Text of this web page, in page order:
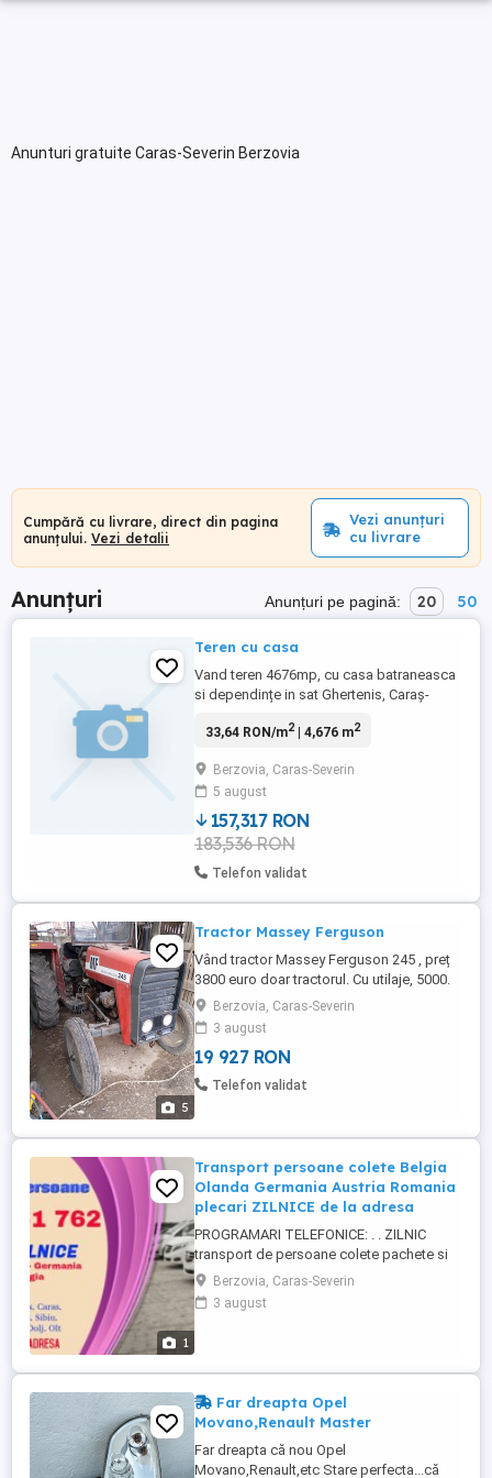
Anunturi gratuite Caras-Severin Berzovia
Cumpără cu livrare, direct din pagina
anunțului. Vezi detalii
Vezi anunțuri
cu livrare
Anunțuri Anunțuri pe pagină: 20 50
Teren cu casa
Vand teren 4676mp, cu casa batraneasca
si dependințe in sat Ghertenis, Caraș-
renovata. Sunt lemne de foc, taiate ,
utilități, apa si canalizare pe strada.
33,64 RON/m2| 4,676 m2
Berzovia, Caras-Severin
5 august
157,317 RON
183,536 RON
Telefon validat
5
Tractor Massey Ferguson
Vând tractor Massey Ferguson 245 , preț
3800 euro doar tractorul. Cu utilaje, 5000.
Mai multe detalii la telefon
Berzovia, Caras-Severin
3 august
19 927 RON
Telefon validat
1
Transport persoane colete Belgia
Olanda Germania Austria Romania
plecari ZILNICE de la adresa
PROGRAMARI TELEFONICE: . . ZILNIC
transport de persoane colete pachete si
bagaje cu microbuze TUR-RETUR de la
ADRESA la ADRESA !!! ROMANIA UNGARIA
AUSTRIA GERMANIA BELGIA OLANDA . .
Arges, Bihor, Brasov, Bucuresti, ...
Berzovia, Caras-Severin
3 august
Far dreapta Opel
Movano,Renault Master
Far dreapta că nou Opel
Movano,Renault,etc Stare perfecta...că